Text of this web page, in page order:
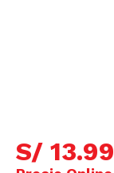
S/ 13.99